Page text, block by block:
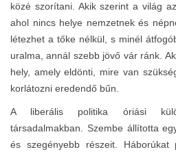
közé szorítani. Akik szerint a világ
ahol nincs helye nemzetnek és
létezhet a tőke nélkül, s minél
uralma, annál szebb jövő vár ránk.
hely, amely eldönti, mire van
korlátozni eredendő bűn.
A liberális politika óriási
társadalmakban. Szembe állította
és szegényebb részeit. Háborúkat